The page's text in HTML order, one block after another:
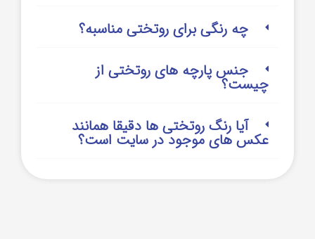
چه رنگی برای روتختی مناسبه؟
جنس پارچه های روتختی از
چیست؟
آیا رنگ روتختی ها دقیقا همانند
عکس های موجود در سایت است؟